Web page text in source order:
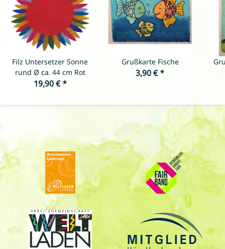
Filz Untersetzer Sonne
rund Ø ca. 44 cm Rot
19,90 €*
Grußkarte Fische
3,90 €*